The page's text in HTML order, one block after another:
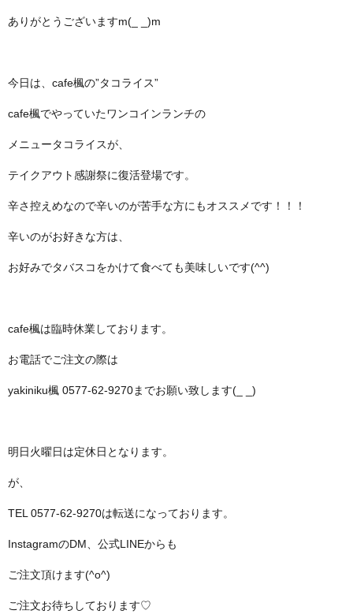
ありがとうございますm(_ _)m
今日は、cafe楓の”タコライス”
cafe楓でやっていたワンコインランチの
メニュータコライスが、
テイクアウト感謝祭に復活登場です。
辛さ控えめなので辛いのが苦手な方にもオススメです！！！
辛いのがお好きな方は、
お好みでタバスコをかけて食べても美味しいです(^^)
cafe楓は臨時休業しております。
お電話でご注文の際は
yakiniku楓 0577-62-9270までお願い致します(_ _)
明日火曜日は定休日となります。
が、
TEL 0577-62-9270は転送になっております。
InstagramのDM、公式LINEからも
ご注文頂けます(^o^)
ご注文お待ちしております♡